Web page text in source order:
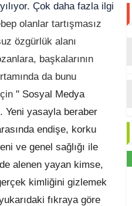
Çok daha fazla ilgi
olanlar tartışmasız
özgürlük alanı
başkalarının
da bunu
" Sosyal Medya
Yeni yasayla beraber
endişe, korku
ve genel sağlığı ile
alenen yayan kimse,
kimliğini gizlemek
fıkraya göre